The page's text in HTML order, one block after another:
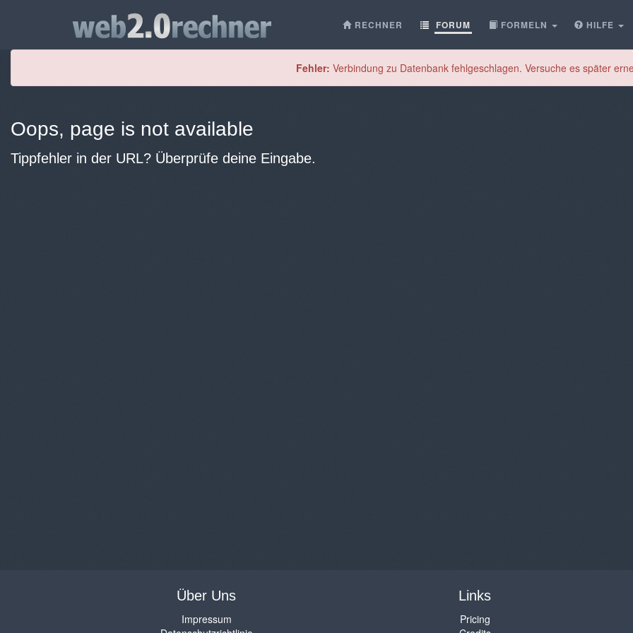
RECHNER FORUM FORMELN HILFE
Fehler: Verbindung zu Datenbank fehlgeschlagen. Versuche es später
Oops, page is not available
Tippfehler in der URL? Überprüfe deine Eingabe.
Über Uns
Impressum
Links
Pricing